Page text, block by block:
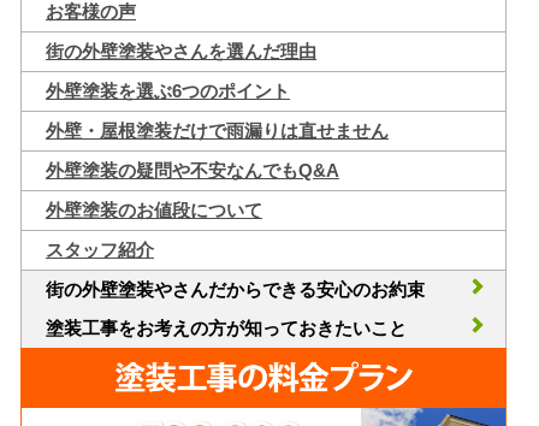
お客様の声
街の外壁塗装やさんを選んだ理由
外壁塗装を選ぶ6つのポイント
外壁・屋根塗装だけで雨漏りは直せません
外壁塗装の疑問や不安なんでもQ&A
外壁塗装のお値段について
スタッフ紹介
街の外壁塗装やさんだからできる安心のお約束
塗装工事をお考えの方が知っておきたいこと